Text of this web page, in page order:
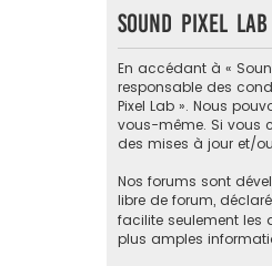
Sound Pixel
En accédant à «
responsable des
Pixel Lab ». Nous
vous-même. Si vous
des mises à jour et/
Nos forums sont
libre de forum,
facilite seulement les
plus amples